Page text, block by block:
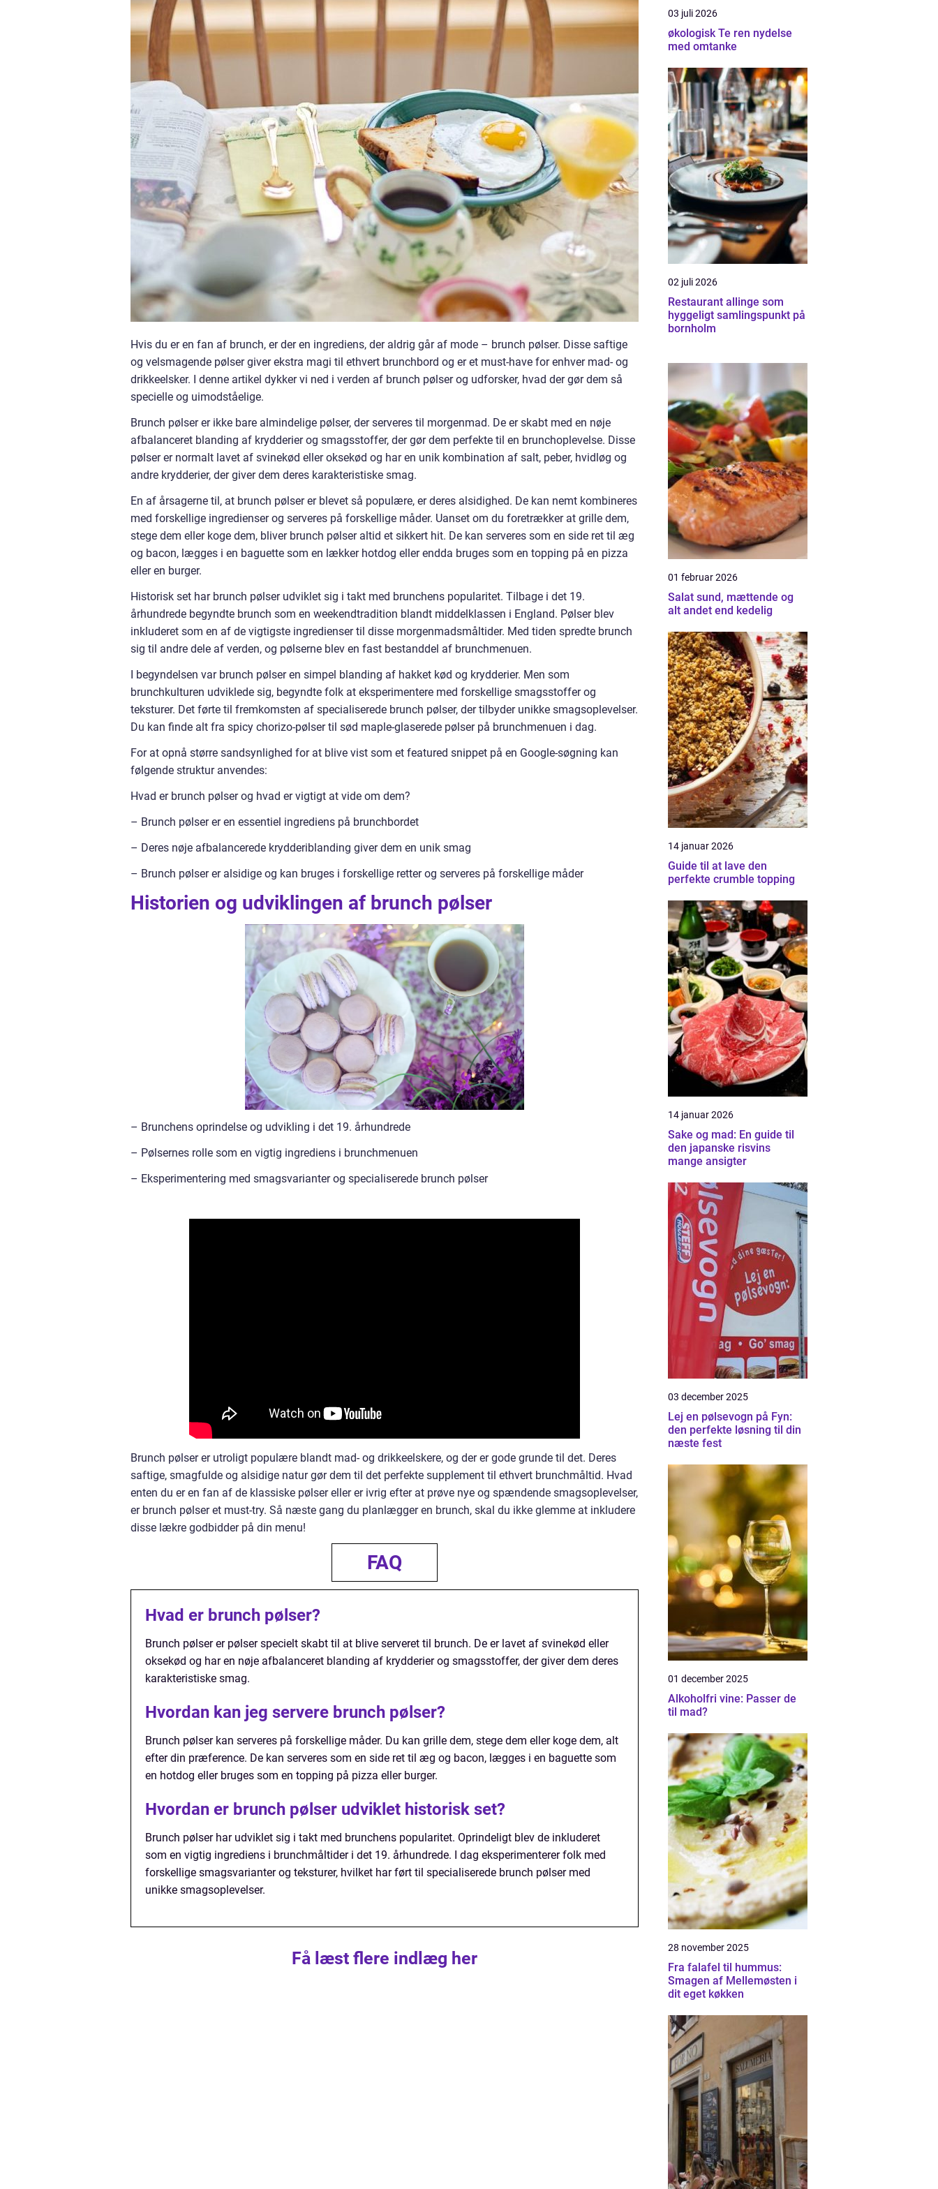
Hvis du er en fan af brunch, er der en ingrediens, der aldrig går af mode – brunch pølser. Disse saftige
og velsmagende pølser giver ekstra magi til ethvert brunchbord og er et must-have for enhver mad- og
drikkeelsker. I denne artikel dykker vi ned i verden af brunch pølser og udforsker, hvad der gør dem så
specielle og uimodståelige.
Brunch pølser er ikke bare almindelige pølser, der serveres til morgenmad. De er skabt med en nøje
afbalanceret blanding af krydderier og smagsstoffer, der gør dem perfekte til en brunchoplevelse. Disse
pølser er normalt lavet af svinekød eller oksekød og har en unik kombination af salt, peber, hvidløg og
andre krydderier, der giver dem deres karakteristiske smag.
En af årsagerne til, at brunch pølser er blevet så populære, er deres alsidighed. De kan nemt kombineres
med forskellige ingredienser og serveres på forskellige måder. Uanset om du foretrækker at grille dem,
stege dem eller koge dem, bliver brunch pølser altid et sikkert hit. De kan serveres som en side ret til æg
og bacon, lægges i en baguette som en lækker hotdog eller endda bruges som en topping på en pizza
eller en burger.
Historisk set har brunch pølser udviklet sig i takt med brunchens popularitet. Tilbage i det 19.
århundrede begyndte brunch som en weekendtradition blandt middelklassen i England. Pølser blev
inkluderet som en af de vigtigste ingredienser til disse morgenmadsmåltider. Med tiden spredte brunch
sig til andre dele af verden, og pølserne blev en fast bestanddel af brunchmenuen.
I begyndelsen var brunch pølser en simpel blanding af hakket kød og krydderier. Men som
brunchkulturen udviklede sig, begyndte folk at eksperimentere med forskellige smagsstoffer og
teksturer. Det førte til fremkomsten af specialiserede brunch pølser, der tilbyder unikke smagsoplevelser.
Du kan finde alt fra spicy chorizo-pølser til sød maple-glaserede pølser på brunchmenuen i dag.
For at opnå større sandsynlighed for at blive vist som et featured snippet på en Google-søgning kan
følgende struktur anvendes:
Hvad er brunch pølser og hvad er vigtigt at vide om dem?
– Brunch pølser er en essentiel ingrediens på brunchbordet
– Deres nøje afbalancerede krydderiblanding giver dem en unik smag
– Brunch pølser er alsidige og kan bruges i forskellige retter og serveres på forskellige måder
Historien og udviklingen af brunch pølser
– Brunchens oprindelse og udvikling i det 19. århundrede
– Pølsernes rolle som en vigtig ingrediens i brunchmenuen
– Eksperimentering med smagsvarianter og specialiserede brunch pølser
Brunch pølser er utroligt populære blandt mad- og drikkeelskere, og der er gode grunde til det. Deres
saftige, smagfulde og alsidige natur gør dem til det perfekte supplement til ethvert brunchmåltid. Hvad
enten du er en fan af de klassiske pølser eller er ivrig efter at prøve nye og spændende smagsoplevelser,
er brunch pølser et must-try. Så næste gang du planlægger en brunch, skal du ikke glemme at inkludere
disse lækre godbidder på din menu!
FAQ
Hvad er brunch pølser?
Brunch pølser er pølser specielt skabt til at blive serveret til brunch. De er lavet af svinekød eller
oksekød og har en nøje afbalanceret blanding af krydderier og smagsstoffer, der giver dem deres
karakteristiske smag.
Hvordan kan jeg servere brunch pølser?
Brunch pølser kan serveres på forskellige måder. Du kan grille dem, stege dem eller koge dem, alt
efter din præference. De kan serveres som en side ret til æg og bacon, lægges i en baguette som
en hotdog eller bruges som en topping på pizza eller burger.
Hvordan er brunch pølser udviklet historisk set?
Brunch pølser har udviklet sig i takt med brunchens popularitet. Oprindeligt blev de inkluderet
som en vigtig ingrediens i brunchmåltider i det 19. århundrede. I dag eksperimenterer folk med
forskellige smagsvarianter og teksturer, hvilket har ført til specialiserede brunch pølser med
unikke smagsoplevelser.
Få læst flere indlæg her
03 juli 2026
økologisk Te ren nydelse
med omtanke
02 juli 2026
Restaurant allinge som
hyggeligt samlingspunkt på
bornholm
01 februar 2026
Salat sund, mættende og
alt andet end kedelig
14 januar 2026
Guide til at lave den
perfekte crumble topping
14 januar 2026
Sake og mad: En guide til
den japanske risvins
mange ansigter
03 december 2025
Lej en pølsevogn på Fyn:
den perfekte løsning til din
næste fest
01 december 2025
Alkoholfri vine: Passer de
til mad?
28 november 2025
Fra falafel til hummus:
Smagen af Mellemøsten i
dit eget køkken